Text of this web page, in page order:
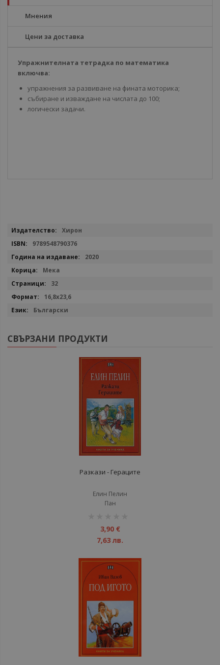
Мнения
Цени за доставка
Упражнителната тетрадка по математика
включва:
упражнения за развиване на фината моторика;
събиране и изваждане на числата до 100;
логически задачи.
Повече
Хирон
9789548790376
2020
Мекa
32
16,8x23,6
Български
СВЪРЗАНИ ПРОДУКТИ
Разкази - Гераците
Елин Пелин
Пан
3,90 €
7,63 лв.